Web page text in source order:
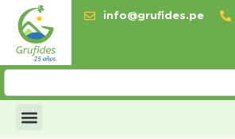
info@grufides.pe